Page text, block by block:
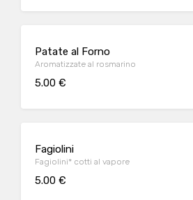
Patate al Forno
Aromatizzate al rosmarino
5.00 €
Fagiolini
Fagiolini* cotti al vapore
5.00 €